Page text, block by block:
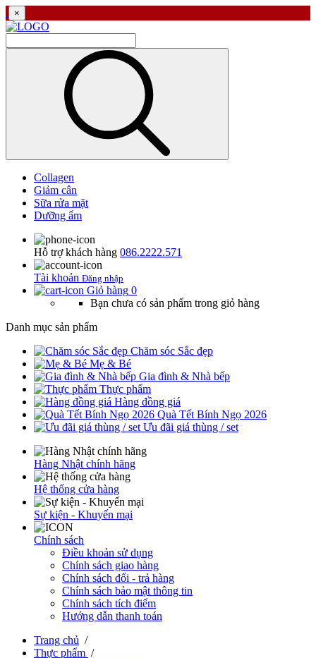
×
Collagen
Giảm cân
Sữa rửa mặt
Dưỡng ẩm
Hỗ trợ khách hàng 086.2222.571
Tài khoản Đăng nhập
Giỏ hàng 0
Bạn chưa có sản phẩm trong giỏ hàng
Danh mục sản phẩm
Chăm sóc Sắc đẹp
Mẹ & Bé
Gia đình & Nhà bếp
Thực phẩm
Hàng đồng giá
Quà Tết Bính Ngọ 2026
Ưu đãi giá thùng / set
Hàng Nhật chính hãng
Hệ thống cửa hàng
Sự kiện - Khuyến mại
Chính sách
Điều khoản sử dụng
Chính sách giao hàng
Chính sách đổi - trả hàng
Chính sách bảo mật thông tin
Chính sách tích điểm
Hướng dẫn thanh toán
Trang chủ /
Thực phẩm /